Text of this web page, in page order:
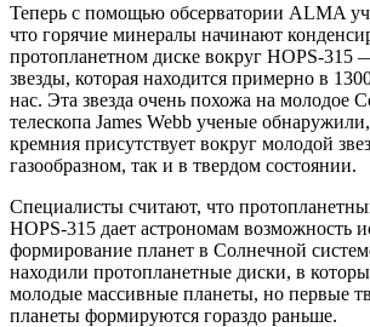
Теперь с помощью обсерватории ALMA
что горячие минералы начинают
протопланетном диске вокруг HOPS-315
звезды, которая находится примерно в
нас. Эта звезда очень похожа на
телескопа James Webb ученые
кремния присутствует вокруг молодой
газообразном, так и в твердом состоянии.
Специалисты считают, что
HOPS-315 дает астрономам возможность
формирование планет в Солнечной
находили протопланетные диски, в
молодые массивные планеты, но первые
планеты формируются гораздо раньше.